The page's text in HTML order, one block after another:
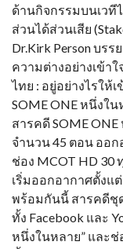
ด้านกิจกรรมบนเวที
ส่วนได้ส่วนเสีย
Dr.Kirk Person บร
ความต่างอย่างเข้าใ
ไทย : อยู่อย่างไรให้เ
SOME ONE หนึ่งใน
สารคดี SOME
จำนวน 45 ตอน ออ
ช่อง MCOT HD 30
เริ่มออกอากาศตั้งแ
พร้อมกันนี้ สารคดีชุ
ทั้ง Facebook และ
หนึ่งในหลาย” และช่